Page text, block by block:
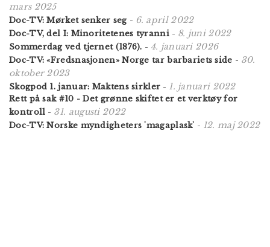
mars 2025
Doc-TV: Mørket senker seg- 6. april 2022
Doc-TV, del I: Minoritetenes tyranni- 8. juni 2022
Sommerdag ved tjernet (1876). - 4. januari 2026
Doc-TV: «Freds­nasjonen» Norge tar barbariets side - 30.
oktober 2023
Skogpod 1. januar: Maktens sirkler - 1. januari 2022
Rett på sak #10 - Det grønne skiftet er et verktøy for
kontroll - 31. augusti 2022
Doc-TV: Norske myndigheters 'magaplask' - 12. maj 2022